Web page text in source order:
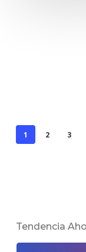
1 2 3
Tendencia